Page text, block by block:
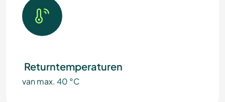
Returntemperaturen
van max. 40 °C